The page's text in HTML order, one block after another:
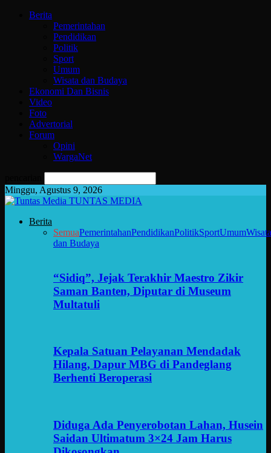
Berita
Pemerintahan
Pendidikan
Politik
Sport
Umum
Wisata dan Budaya
Ekonomi Dan Bisnis
Video
Foto
Advertorial
Forum
Opini
WargaNet
Minggu, Agustus 9, 2026
TUNTAS MEDIA
Berita
SemuaPemerintahanPendidikanPolitikSportUmumWisata
dan Budaya
“Sidiq”, Jejak Terakhir Maestro Zikir
Saman Banten, Diputar di Museum
Multatuli
Kepala Satuan Pelayanan Mendadak
Hilang, Dapur MBG di Pandeglang
Berhenti Beroperasi
Diduga Ada Penyerobotan Lahan, Husein
Saidan Ultimatum 3×24 Jam Harus